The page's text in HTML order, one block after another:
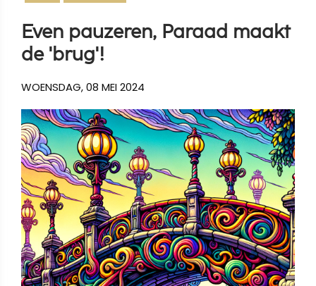
Even pauzeren, Paraad maakt
de 'brug'!
WOENSDAG, 08 MEI 2024